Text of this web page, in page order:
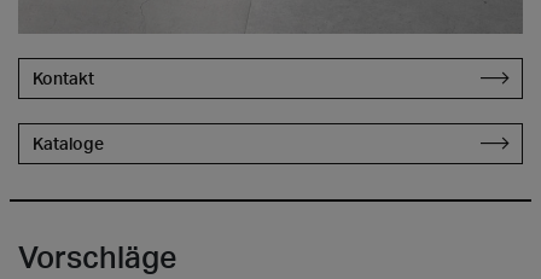
Kontakt
Kataloge
Vorschläge